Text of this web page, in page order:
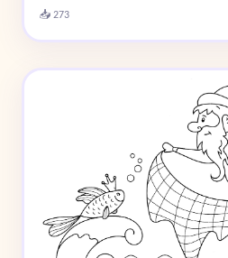
📥 273